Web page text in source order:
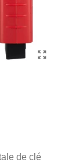
de clé